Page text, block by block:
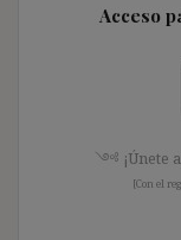
Acceso
༺ ¡Únete
[Con el